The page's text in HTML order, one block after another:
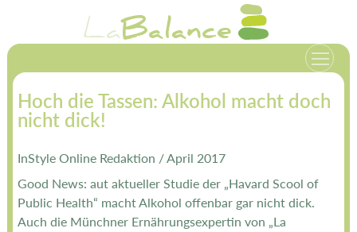
springen
LaBalance
Hoch die Tassen: Alkohol macht doch
nicht dick!
InStyle Online Redaktion / April 2017
Good News: aut aktueller Studie der „Havard Scool of
Public Health“ macht Alkohol offenbar gar nicht dick.
Auch die Münchner Ernährungsexpertin von „La